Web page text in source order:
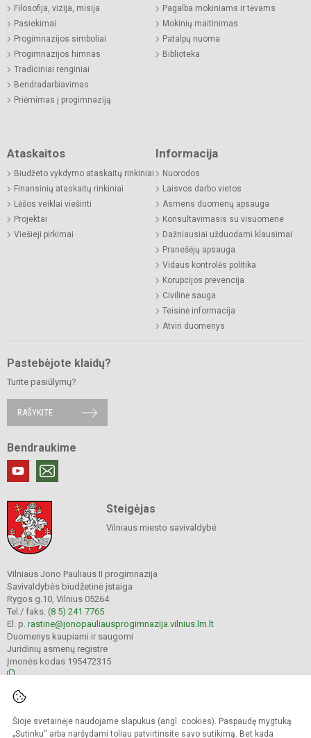
Šioje svetainėje naudojame slapukus (angl. cookies). Paspaudę mygtuką
„Sutinku“ arba naršydami toliau patvirtinsite savo sutikimą. Bet kada
Filosofija, vizija, misija
Pasiekimai
Progimnazijos simboliai
Progimnazijos himnas
Tradiciniai renginiai
Bendradarbiavimas
Priėmimas į progimnaziją
Pagalba mokiniams ir tėvams
Mokinių maitinimas
Patalpų nuoma
Biblioteka
Ataskaitos
Biudžeto vykdymo ataskaitų rinkiniai
Finansinių ataskaitų rinkiniai
Lėšos veiklai viešinti
Projektai
Viešieji pirkimai
Informacija
Nuorodos
Laisvos darbo vietos
Asmens duomenų apsauga
Konsultavimasis su visuomene
Dažniausiai užduodami klausimai
Pranešėjų apsauga
Vidaus kontrolės politika
Korupcijos prevencija
Civilinė sauga
Teisinė informacija
Atviri duomenys
Pastebėjote klaidų?
Turite pasiūlymų?
RAŠYKITE
Bendraukime
Steigėjas
Vilniaus miesto savivaldybė
Vilniaus Jono Pauliaus II progimnazija
Savivaldybės biudžetinė įstaiga
Rygos g.10, Vilnius 05264
Tel./ faks. (8 5) 241 7765
El. p. rastine@jonopauliausprogimnazija.vilnius.lm.lt
Duomenys kaupiami ir saugomi
Juridinių asmenų registre
Įmonės kodas 195472315
Kopijuoti turinį be raštiško įstaigos administracijos sutikimo griežtai draudžiama.